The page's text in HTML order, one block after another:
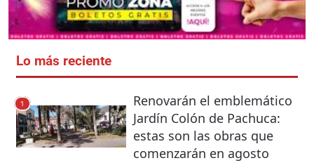
Lo más reciente
1
Renovarán el emblemático
Jardín Colón de Pachuca:
estas son las obras que
comenzarán en agosto